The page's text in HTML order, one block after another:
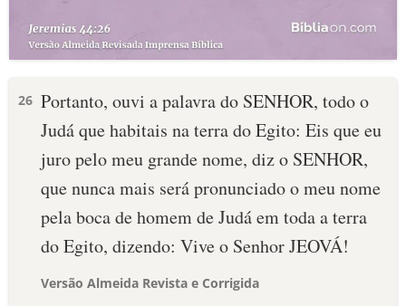
26 Portanto, ouvi a palavra do SENHOR, todo o
Judá que habitais na terra do Egito: Eis que eu
juro pelo meu grande nome, diz o SENHOR,
que nunca mais será pronunciado o meu nome
pela boca de homem de Judá em toda a terra
do Egito, dizendo: Vive o Senhor JEOVÁ!
Versão Almeida Revista e Corrigida